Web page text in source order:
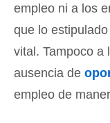
empleo ni a los
que lo
vital. Tampoco a
ausencia de
empleo de